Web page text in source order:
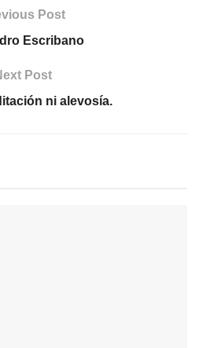
Post
Escribano
Post
ni alevosía.